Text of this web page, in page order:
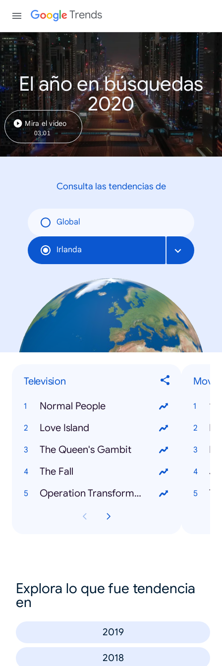
Trends
El año en búsquedas
2020
Mira el video
03:01
Consulta las tendencias de
Global
Irlanda
Television
Normal People
Love Island
The Queen's Gambit
The Fall
Operation Transformation
Explora lo que fue tendencia
en
2019
2018